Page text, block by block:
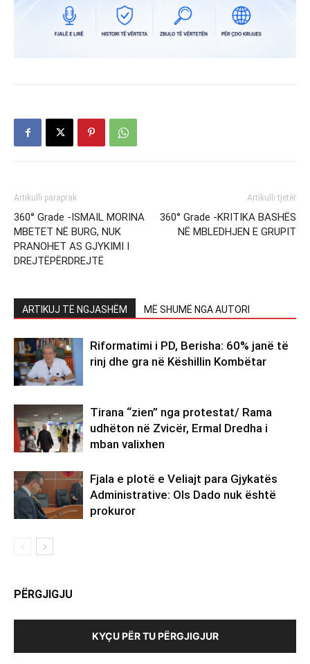
Artikulli paraprak
360° Grade -ISMAIL MORINA
MBETET NË BURG, NUK
PRANOHET AS GJYKIMI I
DREJTËPËRDREJTË
Artikulli tjetër
360° Grade -KRITIKA BASHËS
NË MBLEDHJEN E GRUPIT
ARTIKUJ TË NGJASHËM MË SHUMË NGA AUTORI
Riformatimi i PD, Berisha: 60% janë të
rinj dhe gra në Këshillin Kombëtar
Tirana “zien” nga protestat/ Rama
udhëton në Zvicër, Ermal Dredha i
mban valixhen
Fjala e plotë e Veliajt para Gjykatës
Administrative: Ols Dado nuk është
prokuror
PËRGJIGJU
KYÇU PËR TU PËRGJIGJUR